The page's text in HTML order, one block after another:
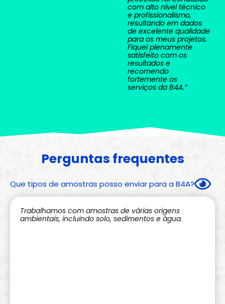
com alto nível técnico
e profissionalismo,
resultando em dados
de excelente qualidade
para os meus projetos.
Fiquei plenamente
satisfeito com os
resultados e
recomendo
fortemente os
serviços da B4A.”
Perguntas frequentes
Que tipos de amostras posso enviar para a B4A?
Trabalhamos com amostras de várias origens
ambientais, incluindo solo, sedimentos e água.